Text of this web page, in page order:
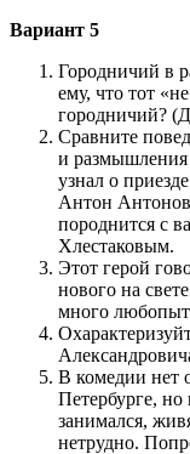
Вариант 5
Городничий в
ему, что тот
городничий?
Сравните
и размышления
узнал о
Антон
породнится с
Хлестаковым.
Этот герой
нового на
много
В комедии нет
Петербурге, но
занимался,
нетрудно.